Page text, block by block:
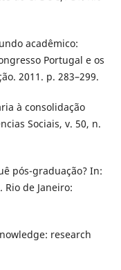
acadêmico:
Portugal e os
2011. p. 283–299.
à consolidação
Sociais, v. 50, n.
pós-graduação? In:
Rio de Janeiro:
research